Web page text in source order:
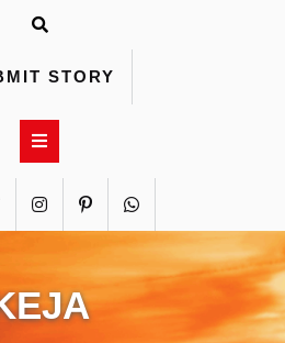
STORY